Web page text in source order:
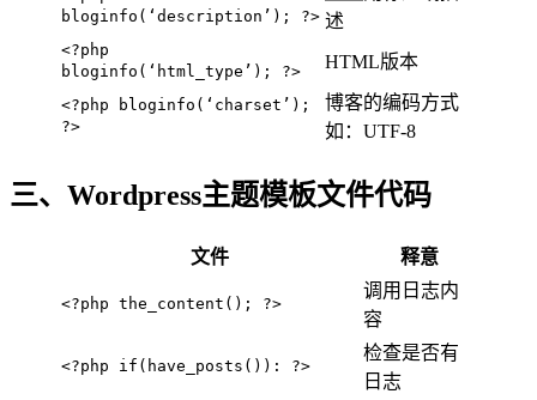
bloginfo(‘description’); ?> 述
<?php
bloginfo(‘html_type’); ?>
HTML版本
<?php bloginfo(‘charset’);
?>
博客的编码方式
如：UTF-8
三、Wordpress主题模板文件代码
文件 释意
<?php the_content(); ?>
调用日志内
容
<?php if(have_posts()): ?>
检查是否有
日志